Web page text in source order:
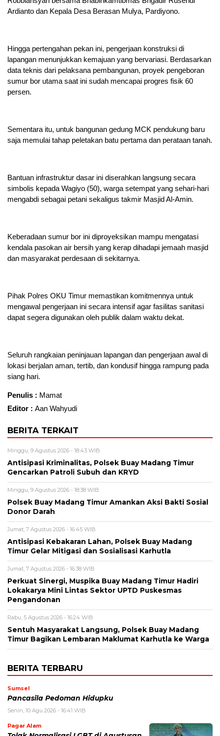
Ardianto dan Kepala Desa Berasan Mulya, Pardiyono.
Hingga pertengahan pekan ini, pengerjaan konstruksi di
lapangan menunjukkan kemajuan yang bervariasi. Berdasarkan
data teknis dari pelaksana pembangunan, proyek pengeboran
sumur bor utama saat ini sudah mencapai progres fisik 60
persen.
Sementara itu, untuk bangunan gedung MCK pendukung baru
saja memulai tahap peletakan batu pertama dan perataan tanah.
Bantuan infrastruktur dasar ini diserahkan langsung secara
simbolis kepada Wagiyo (50), warga setempat yang sehari-hari
mengabdi sebagai petani sekaligus takmir Masjid Al-Amin.
Keberadaan sumur bor ini diproyeksikan mampu mengatasi
kendala pasokan air bersih yang kerap dihadapi jemaah masjid
dan masyarakat perdesaan di sekitarnya.
Pihak Polres OKU Timur memastikan komitmennya untuk
mengawal pengerjaan ini secara intensif agar fasilitas sanitasi
dapat segera digunakan oleh publik dalam waktu dekat.
Seluruh rangkaian peninjauan lapangan dan pengerjaan awal di
lokasi berjalan aman, tertib, dan kondusif hingga rampung pada
siang hari.
Penulis : Mamat
Editor : Aan Wahyudi
BERITA TERKAIT
Minggu, 9 Agustus 2026 - 18:43 WIB
Antisipasi Kriminalitas, Polsek Buay Madang Timur
Gencarkan Patroli Subuh dan KRYD
Minggu, 9 Agustus 2026 - 18:38 WIB
Polsek Buay Madang Timur Amankan Aksi Bakti Sosial
Donor Darah
Jumat, 7 Agustus 2026 - 16:45 WIB
Antisipasi Kebakaran Lahan, Polsek Buay Madang
Timur Gelar Mitigasi dan Sosialisasi Karhutla
Jumat, 7 Agustus 2026 - 16:38 WIB
Perkuat Sinergi, Muspika Buay Madang Timur Hadiri
Lokakarya Mini Lintas Sektor UPTD Puskesmas
Pengandonan
Rabu, 5 Agustus 2026 - 16:24 WIB
Sentuh Masyarakat Langsung, Polsek Buay Madang
Timur Bagikan Lembaran Maklumat Karhutla ke Warga
BERITA TERBARU
Sumsel
Pancasila Pedoman Hidupku
Senin, 10 Agu 2026 - 16:41 WIB
Pagar Alam